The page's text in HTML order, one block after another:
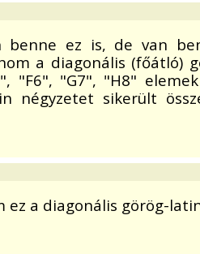
benne ez is, de van
a diagonális (főátló)
"F6", "G7", "H8"
négyzetet sikerült
ez a diagonális görög-